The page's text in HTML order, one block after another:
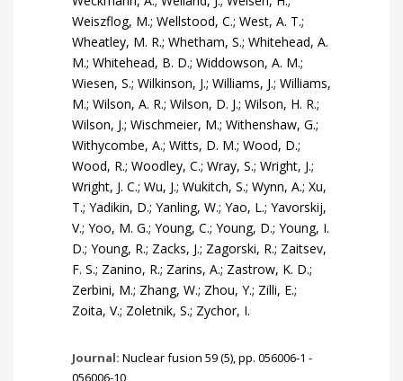
Journal: Nuclear fusion 59 (5), pp. 056006-1 -
056006-10